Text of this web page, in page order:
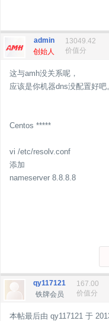
admin
创始人
13049.42
价值分
这与amh没关系呢，
应该是你机器dns没配置好吧
Centos *****
vi /etc/resolv.conf
添加
nameserver 8.8.8.8
qy117121
铁牌会员
167.00
价值分
本帖最后由 qy117121 于